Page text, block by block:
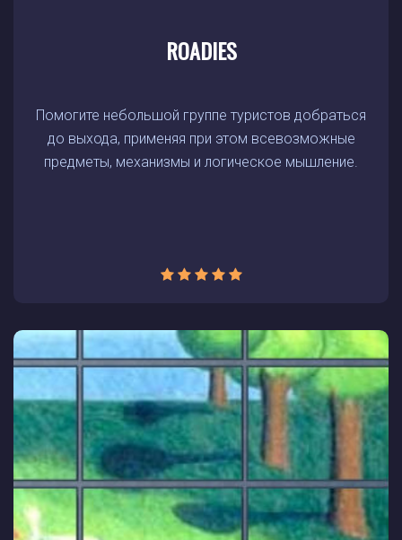
ROADIES
Помогите небольшой группе туристов добраться
до выхода, применяя при этом всевозможные
предметы, механизмы и логическое мышление.